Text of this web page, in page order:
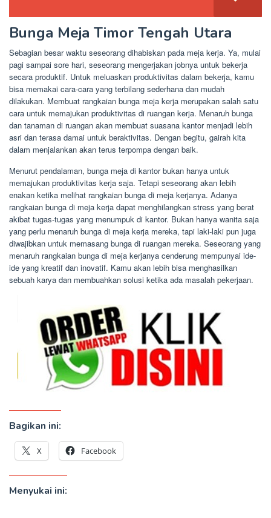
Bunga Meja Timor Tengah Utara
Sebagian besar waktu seseorang dihabiskan pada meja kerja. Ya, mulai
pagi sampai sore hari, seseorang mengerjakan jobnya untuk bekerja
secara produktif. Untuk meluaskan produktivitas dalam bekerja, kamu
bisa memakai cara-cara yang terbilang sederhana dan mudah
dilakukan. Membuat rangkaian bunga meja kerja merupakan salah satu
cara untuk memajukan produktivitas di ruangan kerja. Menaruh bunga
dan tanaman di ruangan akan membuat suasana kantor menjadi lebih
asri dan terasa damai untuk beraktivitas. Dengan begitu, gairah kita
dalam menjalankan akan terus terpompa dengan baik.
Menurut pendalaman, bunga meja di kantor bukan hanya untuk
memajukan produktivitas kerja saja. Tetapi seseorang akan lebih
enakan ketika melihat rangkaian bunga di meja kerjanya. Adanya
rangkaian bunga di meja kerja dapat menghilangkan stress yang berat
akibat tugas-tugas yang menumpuk di kantor. Bukan hanya wanita saja
yang perlu menaruh bunga di meja kerja mereka, tapi laki-laki pun juga
diwajibkan untuk memasang bunga di ruangan mereka. Seseorang yang
menaruh rangkaian bunga di meja kerjanya cenderung mempunyai ide-
ide yang kreatif dan inovatif. Kamu akan lebih bisa menghasilkan
sebuah karya dan membuahkan solusi ketika ada masalah pekerjaan.
Bagikan ini:
X Facebook
Menyukai ini: